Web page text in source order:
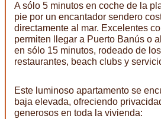
A sólo 5 minutos en coche de la
pie por un encantador sendero
directamente al mar. Excelentes
permiten llegar a Puerto Banús o
en sólo 15 minutos, rodeado de
restaurantes, beach clubs y
Este luminoso apartamento se
baja elevada, ofreciendo
generosos en toda la vivienda: